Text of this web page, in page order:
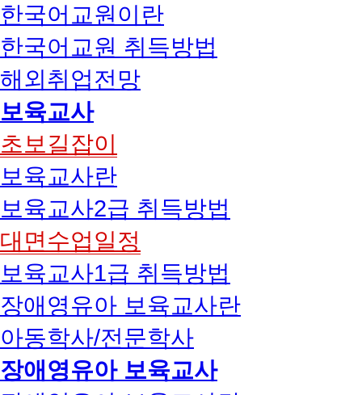
한국어교원이란
한국어교원 취득방법
해외취업전망
보육교사
초보길잡이
보육교사란
보육교사2급 취득방법
대면수업일정
보육교사1급 취득방법
장애영유아 보육교사란
아동학사/전문학사
장애영유아 보육교사